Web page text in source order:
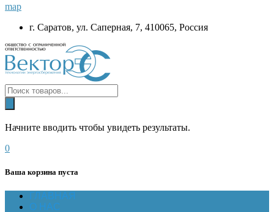
map
г. Саратов, ул. Саперная, 7, 410065, Россия
Начните вводить чтобы увидеть результаты.
0
Ваша корзина пуста
ГЛАВНАЯ
О НАС